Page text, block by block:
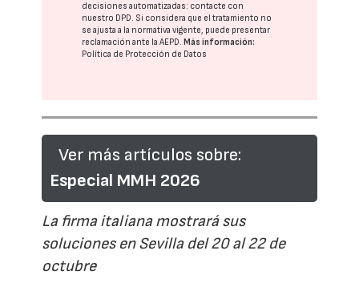
decisiones automatizadas: contacte con
nuestro DPD. Si considera que el tratamiento no
se ajusta a la normativa vigente, puede presentar
reclamación ante laAEPD.Más información:
Política de Protección de Datos
Ver más artículos sobre:
Especial MMH 2026
La firma italiana mostrará sus
soluciones en Sevilla del 20 al 22 de
octubre